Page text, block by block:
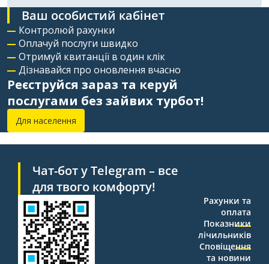
Ваш особистий кабінет
Контролюй рахунки
Оплачуй послуги швидко
Отримуй квитанції в один клік
Дізнавайся про оновлення вчасно
Реєструйся зараз та керуй
послугами без зайвих турбот!
Для населення
Чат-бот у Telegram – все
для твого комфорту!
Рахунки та
оплата
Показники
лічильників
Сповіщення
та новини